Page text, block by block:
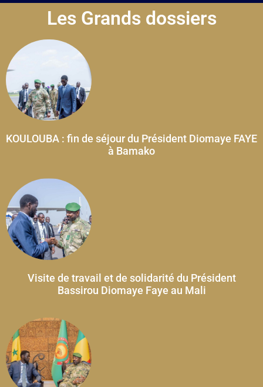
Les Grands dossiers
KOULOUBA : fin de séjour du Président Diomaye FAYE
à Bamako
Visite de travail et de solidarité du Président
Bassirou Diomaye Faye au Mali
...............................
...............................
...............................
...............................
...............................
...............................
...............................
...............................
...............................
...............................